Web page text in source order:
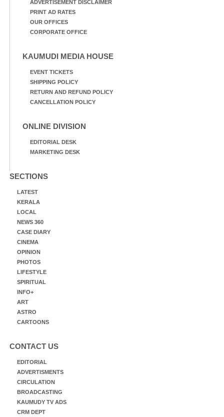
ADVERTISEMENT DISCLAIMER
PRINT AD RATES
OUR OFFICES
CORPORATE OFFICE
KAUMUDI MEDIA HOUSE
EVENT TICKETS
SHIPPING POLICY
RETURN AND REFUND POLICY
CANCELLATION POLICY
ONLINE DIVISION
EDITORIAL DESK
MARKETING DESK
SECTIONS
LATEST
KERALA
LOCAL
NEWS 360
CASE DIARY
CINEMA
OPINION
PHOTOS
LIFESTYLE
SPIRITUAL
INFO+
ART
ASTRO
CARTOONS
CONTACT US
EDITORIAL
ADVERTISMENTS
CIRCULATION
BROADCASTING
KAUMUDY TV ADS
CRM DEPT